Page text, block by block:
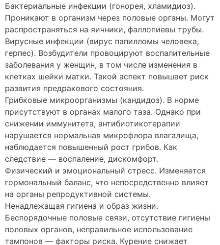
Бактериальные инфекции (гонорея, хламидиоз).
Проникают в организм через половые органы. Могут
распространяться на яичники, фаллопиевы трубы.
Вирусные инфекции (вирус папилломы человека,
герпес). Возбудители провоцируют воспалительные
заболевания у женщин, в том числе изменения в
клетках шейки матки. Такой аспект повышает риск
развития предракового состояния.
Грибковые микроорганизмы (кандидоз). В норме
присутствуют в органах малого таза. Однако при
снижении иммунитета, антибиотикотерапии
нарушается нормальная микрофлора влагалища,
наблюдается повышенный рост грибов. Как
следствие — воспаление, дискомфорт.
Физический и эмоциональный стресс. Изменяется
гормональный баланс, что непосредственно влияет
на органы репродуктивной системы.
Ненадлежащая гигиена и образ жизни.
Беспорядочные половые связи, отсутствие гигиены
половых органов, неправильное использование
тампонов — факторы риска. Курение снижает